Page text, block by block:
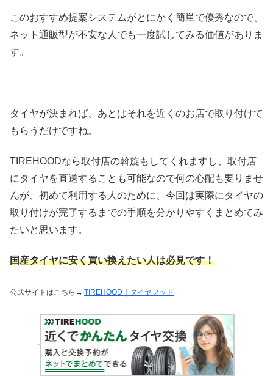
このおすすめ提案システムがとにかく簡単で優秀なので、
ネット通販型が不安な人でも一度試してみる価値がありま
す。
タイヤが決まれば、あとはそれを近くのお店で取り付けて
もらうだけですね。
TIREHOODなら取付店の斡旋もしてくれますし、取付店
にタイヤを直送することも可能なので何の心配も要りませ
んが、初めて利用する人のために、今回は実際にタイヤの
取り付けが完了するまでの手順を分かりやすくまとめてみ
たいと思います。
国産タイヤに安く買い換えたい人は必見です！
公式サイトはこちら→ TIREHOOD｜タイヤフッド